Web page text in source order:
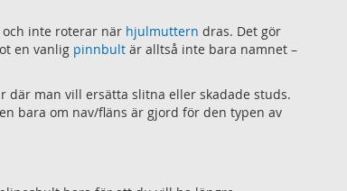
inte roterar när hjulmuttern dras. Det gör
en vanlig pinnbult är alltså inte bara namnet –
där man vill ersätta slitna eller skadade studs.
bara om nav/fläns är gjord för den typen av